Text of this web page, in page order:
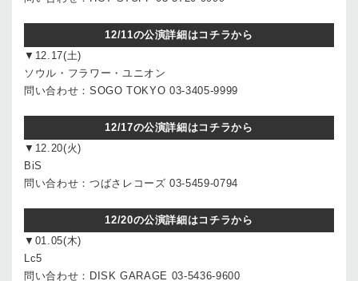
12/11の公演詳細はコチラから
▼12.17(土)
ソウル・フラワー・ユニオン
問い合わせ：SOGO TOKYO 03-3405-9999
12/17の公演詳細はコチラから
▼12.20(火)
BiS
問い合わせ：つばさレコーズ 03-5459-0794
12/20の公演詳細はコチラから
▼01.05(木)
Lc5
問い合わせ：DISK GARAGE 03-5436-9600